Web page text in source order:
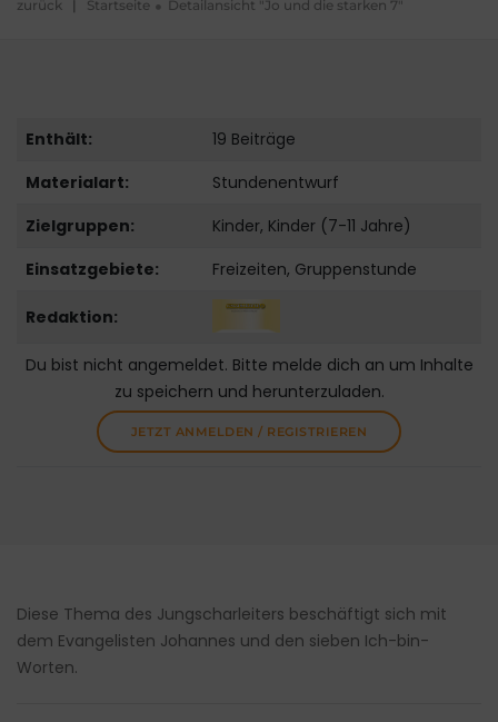
zurück | Startseite Detailansicht "Jo und die starken 7"
Enthält:
19 Beiträge
Materialart:
Stundenentwurf
Zielgruppen:
Kinder, Kinder (7-11 Jahre)
Einsatzgebiete:
Freizeiten, Gruppenstunde
Redaktion:
Du bist nicht angemeldet. Bitte melde dich an um Inhalte
zu speichern und herunterzuladen.
JETZT ANMELDEN / REGISTRIEREN
Diese Thema des Jungscharleiters beschäftigt sich mit
dem Evangelisten Johannes und den sieben Ich-bin-
Worten.